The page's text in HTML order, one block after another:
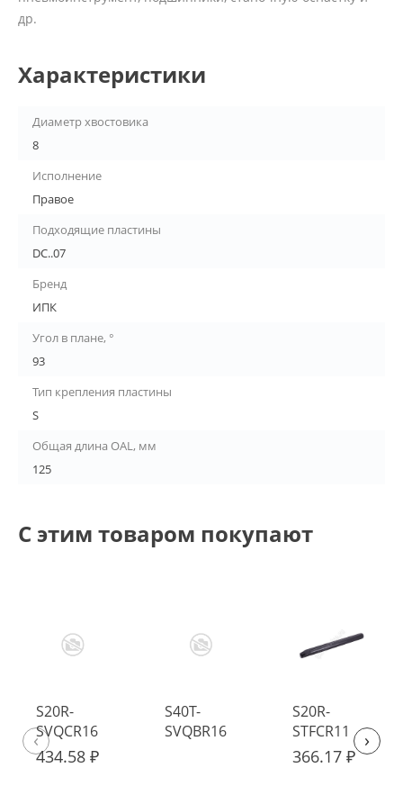
др.
Характеристики
Диаметр хвостовика
8
Исполнение
Правое
Подходящие пластины
DC..07
Бренд
ИПК
Угол в плане, °
93
Тип крепления пластины
S
Общая длина OAL, мм
125
С этим товаром покупают
S20R-
SVQCR16
Державка
434.58 ₽
S40T-
SVQBR16
S20R-
STFCR11
Державка
366.17 ₽
‹ ›